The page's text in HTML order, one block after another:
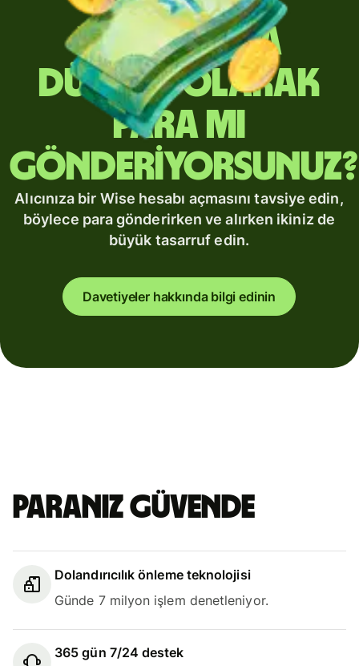
Yurt dışına
düzenli olarak
para mı
gönderiyorsunuz?
Alıcınıza bir Wise hesabı açmasını tavsiye edin,
böylece para gönderirken ve alırken ikiniz de
büyük tasarruf edin.
Davetiyeler hakkında bilgi edinin
Paranız güvende
Dolandırıcılık önleme teknolojisi
Günde 7 milyon işlem denetleniyor.
365 gün 7/24 destek